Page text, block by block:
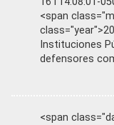
<span
Instituciones
defensores
<span